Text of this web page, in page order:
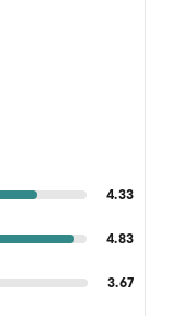
4.33
4.83
3.67